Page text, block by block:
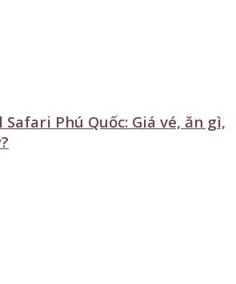
Phú Quốc: Giá vé, ăn gì,